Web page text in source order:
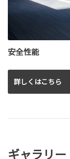
安全性能
詳しくはこちら
ギャラリー